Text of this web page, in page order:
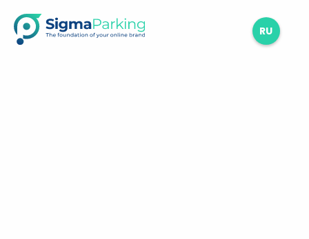
RU